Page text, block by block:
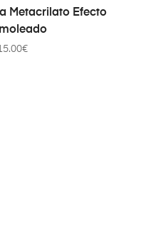
OPCIONES
Metacrilato Efecto
€